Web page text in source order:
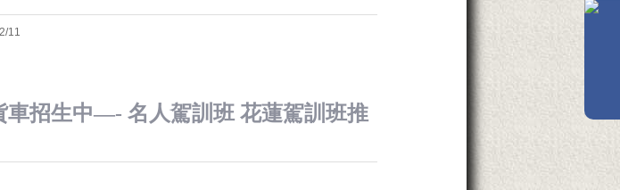
11
車招生中—- 名人駕訓班 花蓮駕訓班推